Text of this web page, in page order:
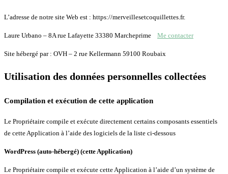
L’adresse de notre site Web est : https://merveillesetcoquillettes.fr.
Laure Urbano – 8A rue Lafayette 33380 Marcheprime Me contacter
Site hébergé par : OVH – 2 rue Kellermann 59100 Roubaix
Utilisation des données personnelles collectées
Compilation et exécution de cette application
Le Propriétaire compile et exécute directement certains composants essentiels
de cette Application à l’aide des logiciels de la liste ci-dessous
WordPress (auto-hébergé) (cette Application)
Le Propriétaire compile et exécute cette Application à l’aide d’un système de